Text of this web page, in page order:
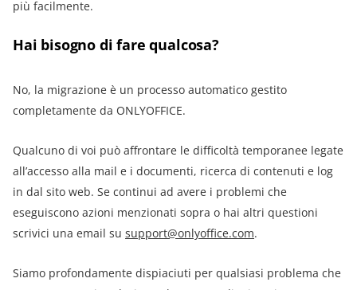
più facilmente.
Hai bisogno di fare qualcosa?
No, la migrazione è un processo automatico gestito
completamente da ONLYOFFICE.
Qualcuno di voi può affrontare le difficoltà temporanee legate
all’accesso alla mail e i documenti, ricerca di contenuti e log
in dal sito web. Se continui ad avere i problemi che
eseguiscono azioni menzionati sopra o hai altri questioni
scrivici una email su support@onlyoffice.com.
Siamo profondamente dispiaciuti per qualsiasi problema che